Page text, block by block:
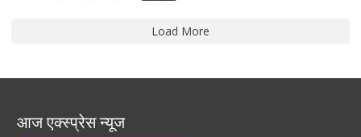
Load More
आज एक्स्प्रेस न्यूज